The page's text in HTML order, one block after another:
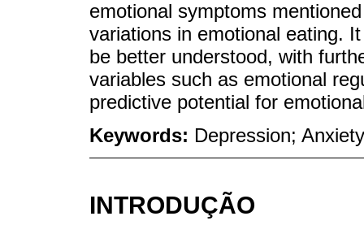
emotional symptoms
variations in emotional eating.
be better understood, with
variables such as emotional
predictive potential for
Keywords: Depression;
INTRODUÇÃO